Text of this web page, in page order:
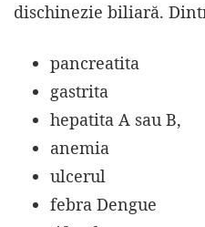
dischinezie biliară.
pancreatita
gastrita
hepatita A sau B,
anemia
ulcerul
febra Dengue